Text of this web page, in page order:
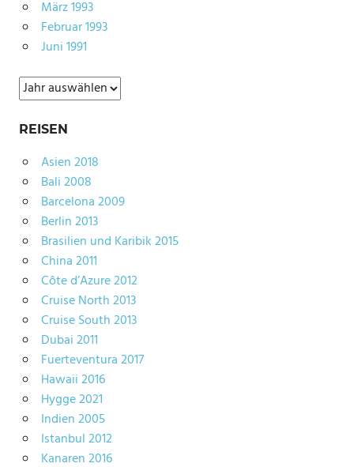
März 1993
Februar 1993
Juni 1991
Archiv
REISEN
Asien 2018
Bali 2008
Barcelona 2009
Berlin 2013
Brasilien und Karibik 2015
China 2011
Côte d’Azure 2012
Cruise North 2013
Cruise South 2013
Dubai 2011
Fuerteventura 2017
Hawaii 2016
Hygge 2021
Indien 2005
Istanbul 2012
Kanaren 2016